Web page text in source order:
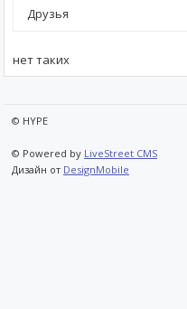
Друзья
нет таких
© HYPE
© Powered by LiveStreet CMS
Дизайн от DesignMobile